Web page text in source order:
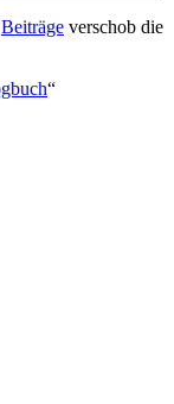
Beiträge verschob die
“